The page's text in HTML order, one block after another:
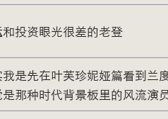
和投资眼光很差的老登
是先在叶芙珍妮娅篇看到兰度
那种时代背景板里的风流演员